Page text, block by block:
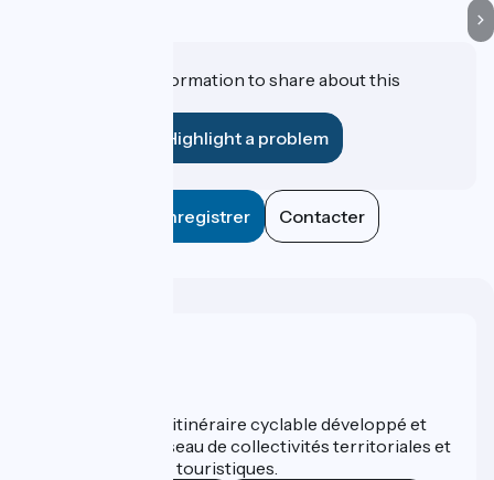
Do you have information to share about this
Highlight a problem
Enregistrer Contacter
ViaRhôna est un itinéraire cyclable développé et
promu par un réseau de collectivités territoriales et
leurs institutions touristiques.